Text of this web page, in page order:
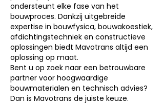
ondersteunt elke fase van het
bouwproces. Dankzij uitgebreide
expertise in bouwfysica, bouwakoestiek,
afdichtingstechniek en constructieve
oplossingen biedt Mavotrans altijd een
oplossing op maat.
Bent u op zoek naar een betrouwbare
partner voor hoogwaardige
bouwmaterialen en technisch advies?
Dan is Mavotrans de juiste keuze.